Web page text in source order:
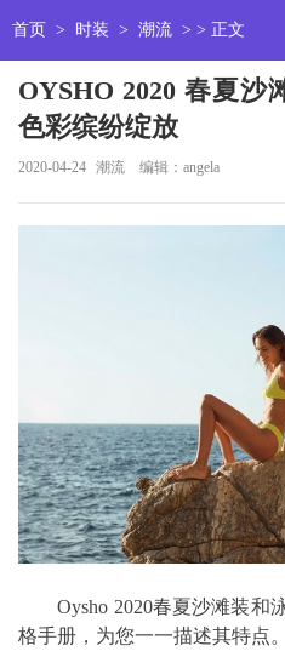
首页 > 时装 > 潮流 > > 正文
OYSHO 2020 春夏沙
色彩缤纷绽放
2020-04-24 潮流 编辑：angela
Oysho 2020春夏沙滩装和
格手册，为您一一描述其特点。